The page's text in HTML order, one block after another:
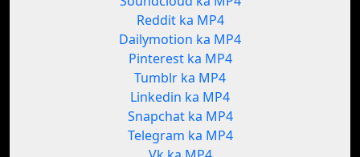
Reddit ka MP4
Dailymotion ka MP4
Pinterest ka MP4
Tumblr ka MP4
Linkedin ka MP4
Snapchat ka MP4
Telegram ka MP4